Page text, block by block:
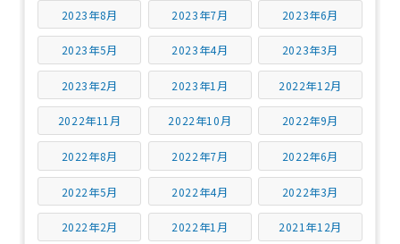
2023年8月 2023年7月 2023年6月
2023年5月 2023年4月 2023年3月
2023年2月 2023年1月 2022年12月
2022年11月 2022年10月 2022年9月
2022年8月 2022年7月 2022年6月
2022年5月 2022年4月 2022年3月
2022年2月 2022年1月 2021年12月